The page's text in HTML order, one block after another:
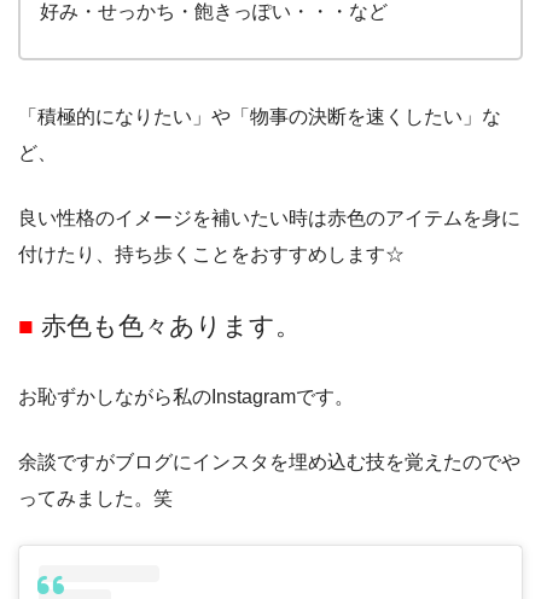
好み・せっかち・飽きっぽい・・・など
「積極的になりたい」や「物事の決断を速くしたい」な
ど、
良い性格のイメージを補いたい時は赤色のアイテムを身に
付けたり、持ち歩くことをおすすめします☆
■ 赤色も色々あります。
お恥ずかしながら私のInstagramです。
余談ですがブログにインスタを埋め込む技を覚えたのでや
ってみました。笑